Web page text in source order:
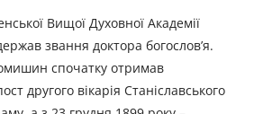
Вищої Духовної Академії
звання доктора богослов’я.
спочатку отримав
дру­гого вікарія Станіславського